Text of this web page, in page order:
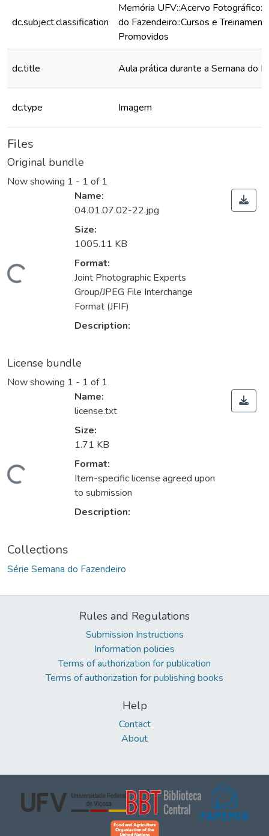
dc.subject.classification
Memória UFV::Acervo
do Fazendeiro::Cursos e
Promovidos
dc.title Aula prática durante a Semana do
dc.type Imagem
Files
Original bundle
Now showing 1 - 1 of 1
Loading...
Name:
04.01.07.02-22.jpg
Size:
1005.11 KB
Format:
Joint Photographic Experts
Group/JPEG File Interchange
Format (JFIF)
Description:
License bundle
Now showing 1 - 1 of 1
Loading...
Name:
license.txt
Size:
1.71 KB
Format:
Item-specific license agreed upon
to submission
Description:
Collections
Série Semana do Fazendeiro
Rules and Regulations
Submission Instructions
Information policies
Terms of authorization for publication
Terms of authorization for publishing books
Help
Contact
About